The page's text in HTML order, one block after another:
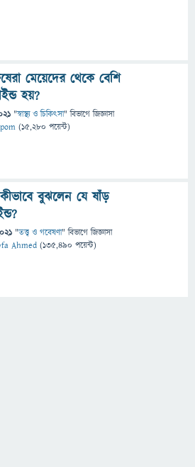
মেয়েদের থেকে বেশি
হয়?
"স্বাস্থ্য ও চিকিৎসা" বিভাগে জিজ্ঞাসা
(15,280 পয়েন্ট)
কীভাবে বুঝলেন যে ষাঁড়
"তত্ত্ব ও গবেষণা" বিভাগে জিজ্ঞাসা
Ahmed (135,490 পয়েন্ট)